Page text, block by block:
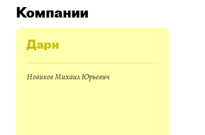
Компании
Дарн
Новиков Михаил Юрьевич